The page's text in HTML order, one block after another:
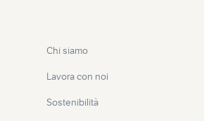
Chi siamo
Lavora con noi
Sostenibilità